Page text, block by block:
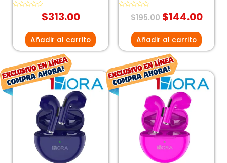
$313.00
Añadir al carrito
Valorado
$195.00 $144.00
Añadir al carrito
El
precio
original
era:
$182.00.
El
precio
El
precio
original
era:
$200.00.
El